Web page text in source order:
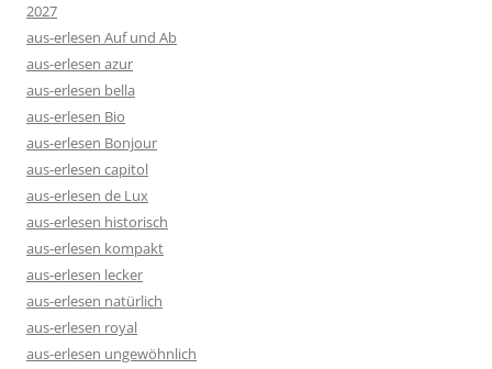
2027
aus-erlesen Auf und Ab
aus-erlesen azur
aus-erlesen bella
aus-erlesen Bio
aus-erlesen Bonjour
aus-erlesen capitol
aus-erlesen de Lux
aus-erlesen historisch
aus-erlesen kompakt
aus-erlesen lecker
aus-erlesen natürlich
aus-erlesen royal
aus-erlesen ungewöhnlich